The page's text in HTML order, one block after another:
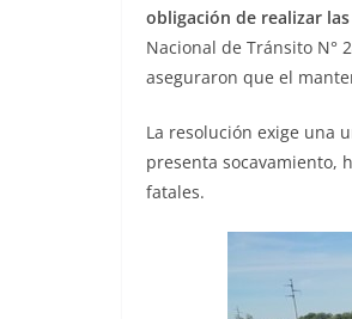
obligación de realizar
Nacional de Tránsito N°
aseguraron que el
La resolución exige una
presenta socavamiento,
fatales.